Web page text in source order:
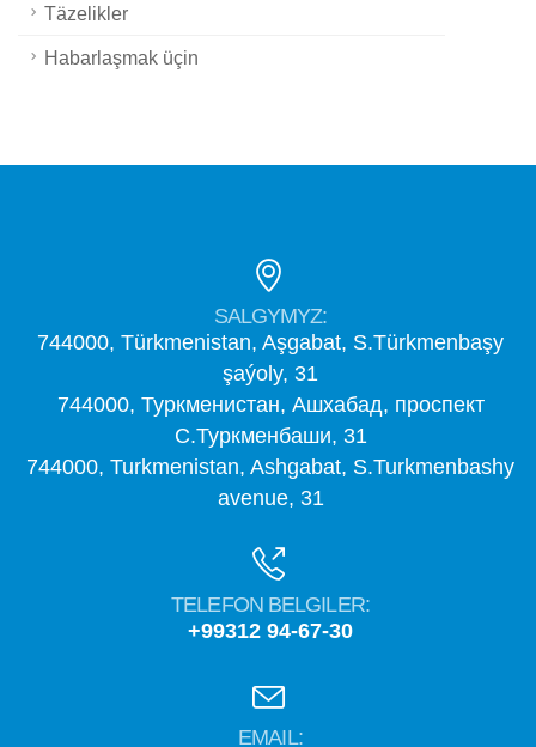
Täzelikler
Habarlaşmak üçin
SALGYMYZ:
744000, Türkmenistan, Aşgabat, S.Türkmenbaşy
şaýoly, 31
744000, Туркменистан, Ашхабад, проспект
С.Туркменбаши, 31
744000, Turkmenistan, Ashgabat, S.Turkmenbashy
avenue, 31
TELEFON BELGILER:
+99312 94-67-30
EMAIL: